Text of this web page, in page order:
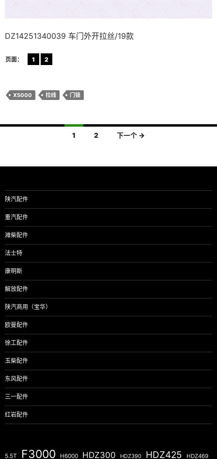
DZ14251340039 车门外开拉丝/19款
页面： 1 2
X5000 拉线 门锁
导
1 2 下一个 →
陕汽配件
重汽配件
潍柴配件
法士特
康明斯
解放配件
陕汽商用（宝华）
欧曼配件
徐工配件
玉柴配件
东风配件
三一配件
红岩配件
5.5T F3000 H6000 HDZ300 HDZ390 HDZ425 HDZ469